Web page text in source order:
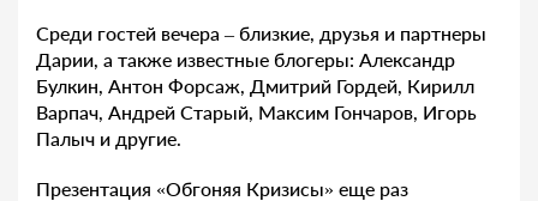
Среди гостей вечера – близкие, друзья и партнеры
Дарии, а также известные блогеры: Александр
Булкин, Антон Форсаж, Дмитрий Гордей, Кирилл
Варпач, Андрей Старый, Максим Гончаров, Игорь
Палыч и другие.
Презентация «Обгоняя Кризисы» еще раз